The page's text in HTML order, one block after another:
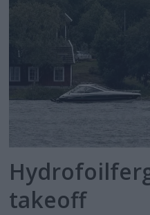
takeoff